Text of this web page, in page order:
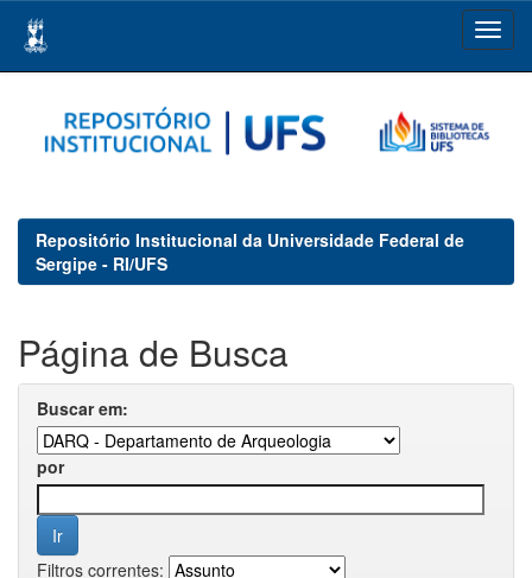
navigation
Repositório Institucional da Universidade Federal de
Sergipe - RI/UFS
Página de Busca
Buscar em:
por
Filtros correntes: